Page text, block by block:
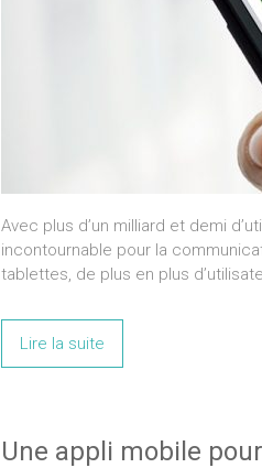
Avec plus d’un milliard et demi
incontournable pour la
tablettes, de plus en plus
Lire la suite
Une appli mobile